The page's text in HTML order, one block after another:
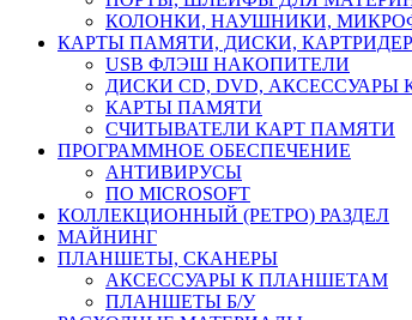
КОЛОНКИ, НАУШНИКИ,
КАРТЫ ПАМЯТИ, ДИСКИ,
USB ФЛЭШ НАКОПИТЕЛИ
ДИСКИ CD, DVD, АКСЕССУАРЫ
КАРТЫ ПАМЯТИ
СЧИТЫВАТЕЛИ КАРТ ПАМЯТИ
ПРОГРАММНОЕ ОБЕСПЕЧЕНИЕ
АНТИВИРУСЫ
ПО MICROSOFT
КОЛЛЕКЦИОННЫЙ (РЕТРО) РАЗДЕЛ
МАЙНИНГ
ПЛАНШЕТЫ, СКАНЕРЫ
АКСЕССУАРЫ К ПЛАНШЕТАМ
ПЛАНШЕТЫ Б/У